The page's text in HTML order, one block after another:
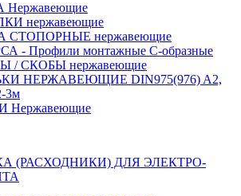
Нержавеющие
нержавеющие
СТОПОРНЫЕ нержавеющие
- Профили монтажные С-образные
/ СКОБЫ нержавеющие
НЕРЖАВЕЮЩИЕ DIN975(976) A2,
3м
Нержавеющие
(РАСХОДНИКИ) ДЛЯ ЭЛЕКТРО-